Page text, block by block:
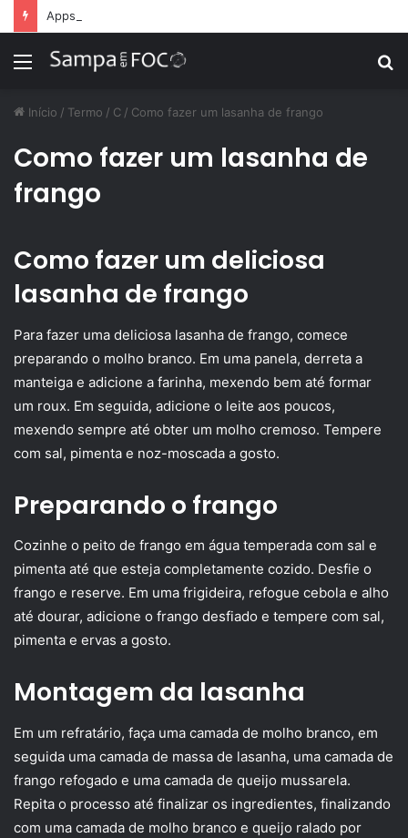
Menu
Início / Termo / C / Como fazer um lasanha de frango
Como fazer um lasanha de
frango
Como fazer um deliciosa
lasanha de frango
Para fazer uma deliciosa lasanha de frango, comece
preparando o molho branco. Em uma panela, derreta a
manteiga e adicione a farinha, mexendo bem até formar
um roux. Em seguida, adicione o leite aos poucos,
mexendo sempre até obter um molho cremoso. Tempere
com sal, pimenta e noz-moscada a gosto.
Preparando o frango
Cozinhe o peito de frango em água temperada com sal e
pimenta até que esteja completamente cozido. Desfie o
frango e reserve. Em uma frigideira, refogue cebola e alho
até dourar, adicione o frango desfiado e tempere com sal,
pimenta e ervas a gosto.
Montagem da lasanha
Em um refratário, faça uma camada de molho branco, em
seguida uma camada de massa de lasanha, uma camada de
frango refogado e uma camada de queijo mussarela.
Repita o processo até finalizar os ingredientes, finalizando
com uma camada de molho branco e queijo ralado por